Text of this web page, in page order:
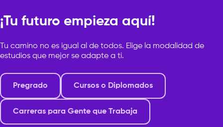
¡Tu futuro empieza aquí!
Tu camino no es igual al de todos. Elige la modalidad de
estudios que mejor se adapte a ti.
Pregrado Cursos o Diplomados
Carreras para Gente que Trabaja